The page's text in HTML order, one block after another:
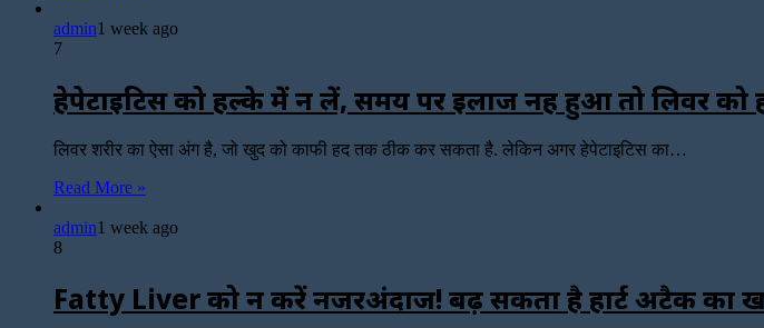
admin1 week ago
7
हेपेटाइटिस को हल्के में न लें, समय पर इलाज नहीं हुआ तो लिवर को
लिवर शरीर का ऐसा अंग है, जो खुद को काफी हद तक ठीक कर सकता है. लेकिन अगर हेपेटाइटिस का…
Read More »
admin1 week ago
8
Fatty Liver को न करें नजरअंदाज! बढ़ सकता है हार्ट अटैक का